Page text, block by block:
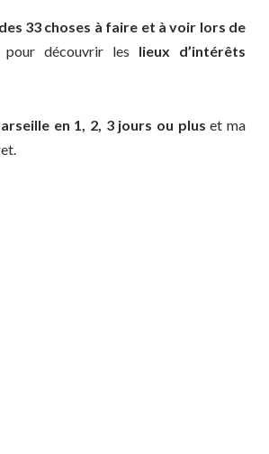
33 choses à faire et à voir lors de
découvrir les lieux d’intérêts
en 1, 2, 3 jours ou plus et ma